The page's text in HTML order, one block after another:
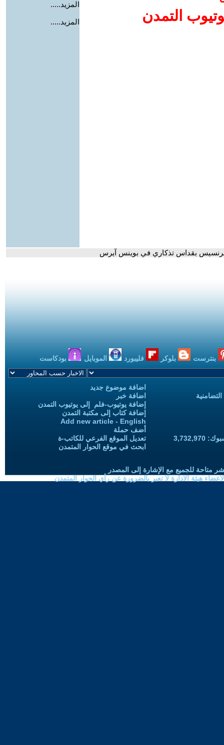
التمدن
المزيد.....
المزيد.....
فرنسيس بقداس تذكاري في بوينس آيرس
بنترست بلوكر فليبورد الموبايل بودكاست
اضافة موضوع جديد
اضافة خبر
إضافة يوتيوب-فلم إلى يوتيوب التمدن
إضافة كتاب إلى مكتبة التمدن
Add new article - English
أضف حملة
تعديل الموقع الفرعي للكاتب-ة
ابحث في موقع الحوار المتمدن
متاحة للجميع مع الإشارة إلى المصدر
هيئة الادارة لا تعبر بالضرورة عن رأي الحوار المتمدن